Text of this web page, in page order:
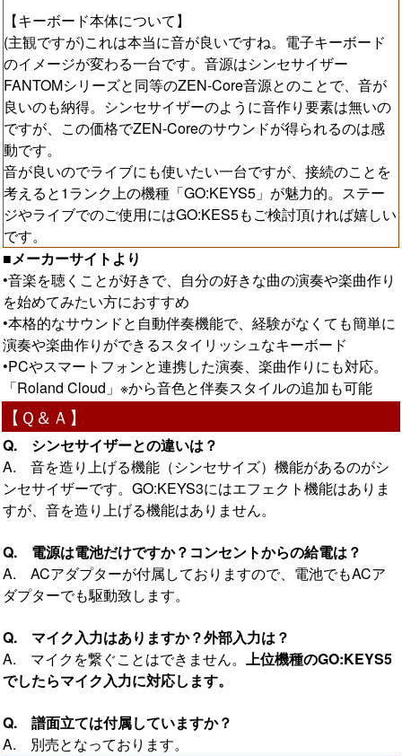
【キーボード本体について】
(主観ですが)これは本当に音が良いですね。電子キーボード
のイメージが変わる一台です。音源はシンセサイザー
FANTOMシリーズと同等のZEN-Core音源とのことで、音が
良いのも納得。シンセサイザーのように音作り要素は無いの
ですが、この価格でZEN-Coreのサウンドが得られるのは感
動です。
音が良いのでライブにも使いたい一台ですが、接続のことを
考えると1ランク上の機種「GO:KEYS5」が魅力的。ステー
ジやライブでのご使用にはGO:KES5もご検討頂ければ嬉しい
です。
■メーカーサイトより
•音楽を聴くことが好きで、自分の好きな曲の演奏や楽曲作り
を始めてみたい方におすすめ
•本格的なサウンドと自動伴奏機能で、経験がなくても簡単に
演奏や楽曲作りができるスタイリッシュなキーボード
•PCやスマートフォンと連携した演奏、楽曲作りにも対応。
「Roland Cloud」※から音色と伴奏スタイルの追加も可能
【Ｑ＆Ａ】
Q. シンセサイザーとの違いは？
A. 音を造り上げる機能（シンセサイズ）機能があるのがシ
ンセサイザーです。GO:KEYS3にはエフェクト機能はありま
すが、音を造り上げる機能はありません。
Q. 電源は電池だけですか？コンセントからの給電は？
A. ACアダプターが付属しておりますので、電池でもACア
ダプターでも駆動致します。
Q. マイク入力はありますか？外部入力は？
A. マイクを繋ぐことはできません。 上位機種のGO:KEYS5
でしたらマイク入力に対応します。
Q. 譜面立ては付属していますか？
A. 別売となっております。